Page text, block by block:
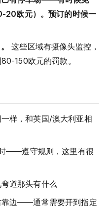
20欧元）。预订的时候一
这些区域有摄像头监控，
150欧元的罚款。
一样，和英国/澳大利亚相
——遵守规则，这里有很
道那头有什么
靠边——通常需要开到指定